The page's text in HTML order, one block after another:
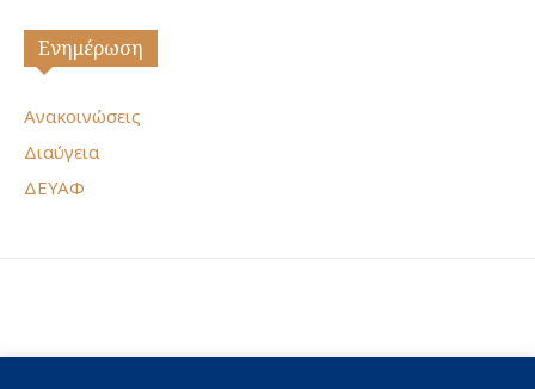
Ενημέρωση
Ανακοινώσεις
Διαύγεια
ΔΕΥΑΦ